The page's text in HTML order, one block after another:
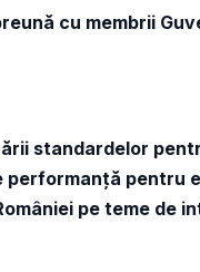
cu membrii
standardelor
pe teme de